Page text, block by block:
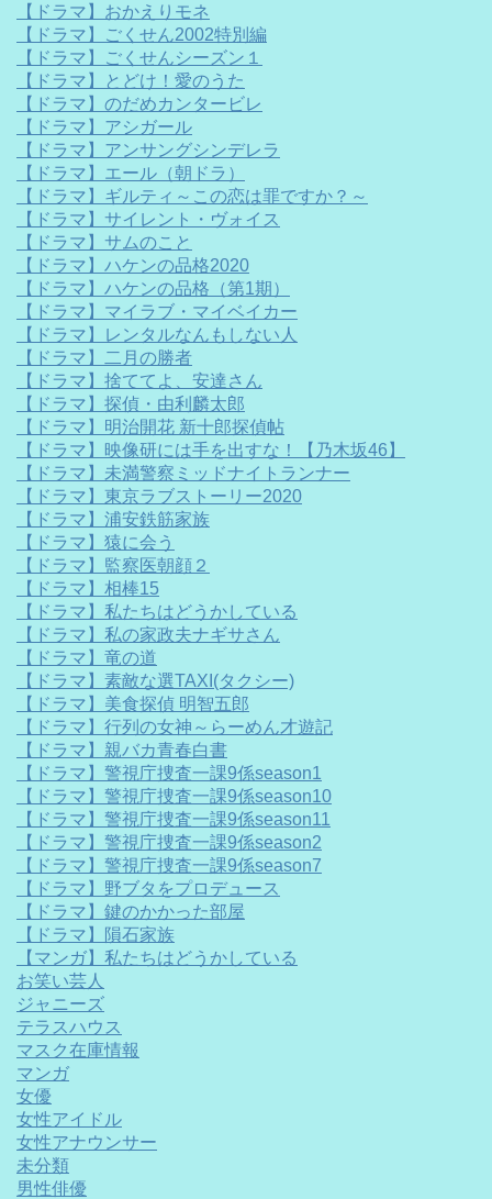
【ドラマ】おかえりモネ
【ドラマ】ごくせん2002特別編
【ドラマ】ごくせんシーズン１
【ドラマ】とどけ！愛のうた
【ドラマ】のだめカンタービレ
【ドラマ】アシガール
【ドラマ】アンサングシンデレラ
【ドラマ】エール（朝ドラ）
【ドラマ】ギルティ～この恋は罪ですか？～
【ドラマ】サイレント・ヴォイス
【ドラマ】サムのこと
【ドラマ】ハケンの品格2020
【ドラマ】ハケンの品格（第1期）
【ドラマ】マイラブ・マイベイカー
【ドラマ】レンタルなんもしない人
【ドラマ】二月の勝者
【ドラマ】捨ててよ、安達さん
【ドラマ】探偵・由利麟太郎
【ドラマ】明治開花 新十郎探偵帖
【ドラマ】映像研には手を出すな！【乃木坂46】
【ドラマ】未満警察ミッドナイトランナー
【ドラマ】東京ラブストーリー2020
【ドラマ】浦安鉄筋家族
【ドラマ】猿に会う
【ドラマ】監察医朝顔２
【ドラマ】相棒15
【ドラマ】私たちはどうかしている
【ドラマ】私の家政夫ナギサさん
【ドラマ】竜の道
【ドラマ】素敵な選TAXI(タクシー)
【ドラマ】美食探偵 明智五郎
【ドラマ】行列の女神～らーめん才遊記
【ドラマ】親バカ青春白書
【ドラマ】警視庁捜査一課9係season1
【ドラマ】警視庁捜査一課9係season10
【ドラマ】警視庁捜査一課9係season11
【ドラマ】警視庁捜査一課9係season2
【ドラマ】警視庁捜査一課9係season7
【ドラマ】野ブタをプロデュース
【ドラマ】鍵のかかった部屋
【ドラマ】隕石家族
【マンガ】私たちはどうかしている
お笑い芸人
ジャニーズ
テラスハウス
マスク在庫情報
マンガ
女優
女性アイドル
女性アナウンサー
未分類
男性俳優